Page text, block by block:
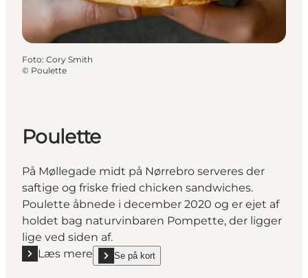
Foto: Cory Smith
© Poulette
Poulette
På Møllegade midt på Nørrebro serveres der
saftige og friske fried chicken sandwiches.
Poulette åbnede i december 2020 og er ejet af
holdet bag naturvinbaren Pompette, der ligger
lige ved siden af.
Læs mere
Læs mere "Poulette"Se på kort
show Poulette on_map